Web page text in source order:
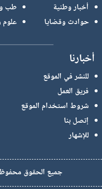
طب
علوم
أخبار وطنية
حوادث وقضايا
أخبارنا
للنشر في الموقع
فريق العمل
شروط استخدام الموقع
إتصل بنا
للإشهار
جميع الحقوق محفوظة